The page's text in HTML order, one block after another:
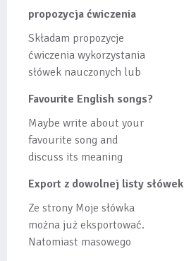
propozycja ćwiczenia
Składam propozycje
ćwiczenia wykorzystania
słówek nauczonych lub
tez ze wszys...
Favourite English songs?
Maybe write about your
favourite song and
discuss its meaning
Export z dowolnej listy słówek
Ze strony Moje słówka
można już eksportować.
Natomiast masowego